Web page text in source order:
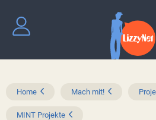
Home Mach mit!
MINT Projekte